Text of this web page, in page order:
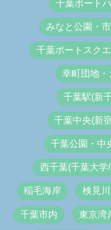
千葉ポート
みなと公園・
千葉ポートスク
幸町団地
千葉駅(新
千葉中央(新
千葉公園・中
西千葉(千葉大学
稲毛海岸 検見
千葉市内 東京湾